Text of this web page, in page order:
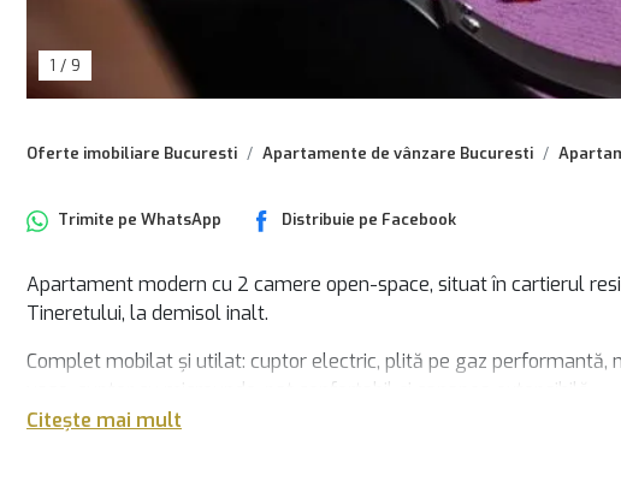
1 / 9
Oferte imobiliare Bucuresti Apartamente de vânzare Bucuresti
Trimite pe WhatsApp Distribuie pe Facebook
Apartament modern cu 2 camere open-space, situat în cartierul
Tineretului, la demisol inalt.
Complet mobilat și utilat: cuptor electric, plită pe gaz performantă,
vase, cuptor cu microunde, pat confortabil și canapea extensibilă.
Imobil construit din 2018, beneficiază de centrală proprie și rulouri
Citește mai mult